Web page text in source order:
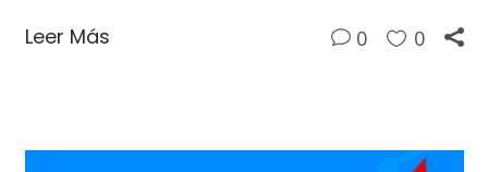
Leer Más 0 0